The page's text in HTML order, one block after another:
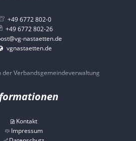
+49 6772 802-0
+49 6772 802-26
nastaetten.de
vgnastaetten.de
der Verbandsgemeindeverwaltung
Kontakt
Impressum